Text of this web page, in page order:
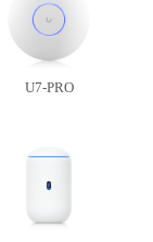
U7-PRO